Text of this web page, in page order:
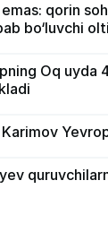
qorin
bo‘luvchi
Oq uyda